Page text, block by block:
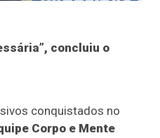
concluiu o
conquistados no
Corpo e Mente